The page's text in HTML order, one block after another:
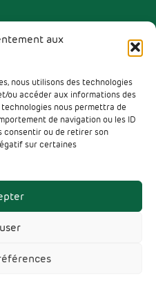
aux
nous utilisons des technologies
ou accéder aux informations des
nous permettra de
de navigation ou les ID
consentir ou de retirer son
sur certaines
presse
utiles
légales